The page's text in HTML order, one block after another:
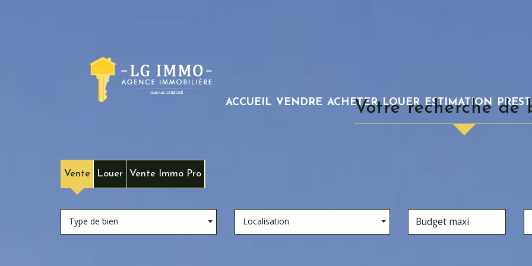
ACCUEIL VENDRE ACHETER LOUER ESTIMATION
Votre recherche de
Vente Louer Vente Immo Pro
Type de bien Localisation